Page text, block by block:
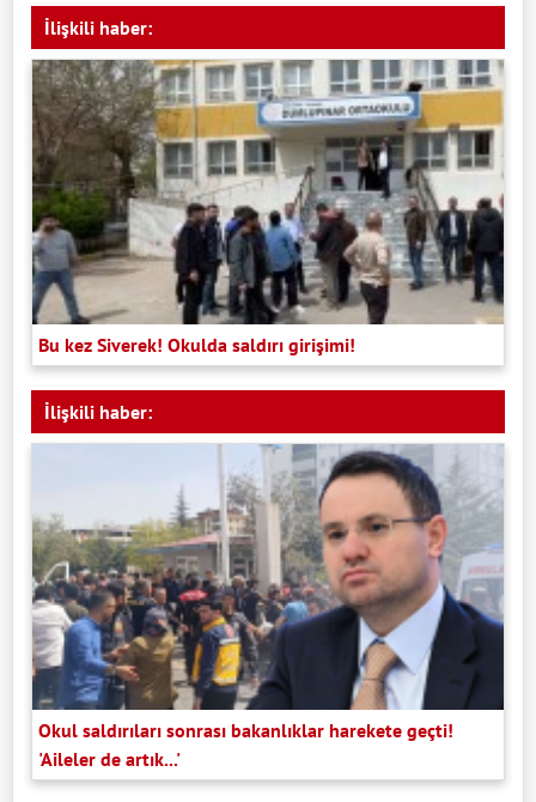
İlişkili haber:
Bu kez Siverek! Okulda saldırı girişimi!
İlişkili haber:
Okul saldırıları sonrası bakanlıklar harekete geçti!
'Aileler de artık...'